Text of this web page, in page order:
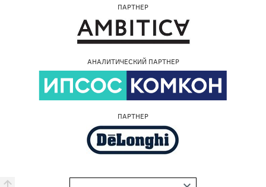
ПАРТНЕР
АНАЛИТИЧЕСКИЙ ПАРТНЕР
ПАРТНЕР